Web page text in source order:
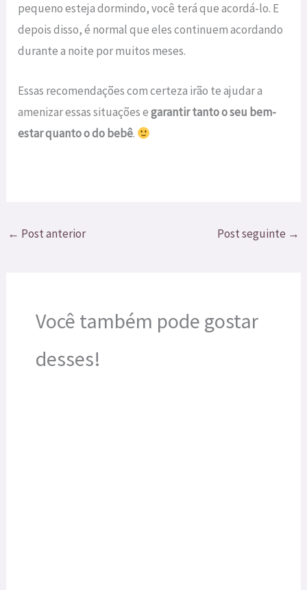
pequeno esteja dormindo, você terá que acordá-lo. E
depois disso, é normal que eles continuem acordando
durante a noite por muitos meses.
Essas recomendações com certeza irão te ajudar a
amenizar essas situações egarantir tanto o seu bem-
estar quanto o do bebê.
← Post anterior Post seguinte →
Você também pode gostar
desses!